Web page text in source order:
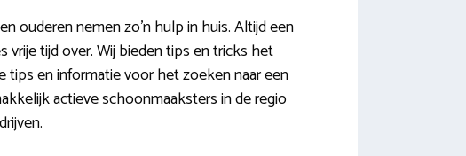
ouderen nemen zo’n hulp in huis. Altijd een
tijd over. Wij bieden tips en tricks het
tips en informatie voor het zoeken naar een
actieve schoonmaaksters in de regio